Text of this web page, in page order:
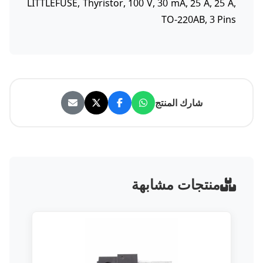
TO-220AB, 3 Pins
شارك المنتج
منتجات مشابهة